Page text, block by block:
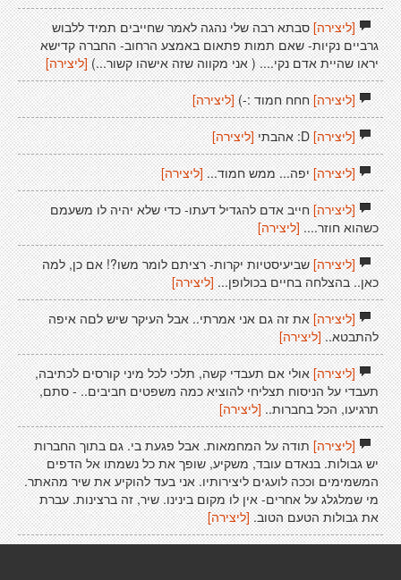
[ליצירה]סבתא רבה שלי נהגה לאמר שחייבים תמיד ללבוש
גרביים נקיות- שאם תמות פתאום באמצע הרחוב- החברה קדישא
יראו שהיית אדם נקי.... ( אני מקווה שזה אישהו קשור...) [ליצירה]
[ליצירה]חחח חמוד :-) [ליצירה]
[ליצירה]D: אהבתי [ליצירה]
[ליצירה]יפה... ממש חמוד... [ליצירה]
[ליצירה]חייב אדם להגדיל דעתו- כדי שלא יהיה לו משעמם
כשהוא חוזר.... [ליצירה]
[ליצירה]שביעיסטיות יקרות- רציתם לומר משו?! אם כן, למה
כאן.. בהצלחה בחיים בכולופן... [ליצירה]
[ליצירה]את זה גם אני אמרתי.. אבל העיקר שיש לםה איפה
להתבטא.. [ליצירה]
[ליצירה]אולי אם תעבדי קשה, תלכי לכל מיני קורסים לכתיבה,
תעבדי על הניסוח תצליחי להוציא כמה משפטים חביבים.. - סתם,
תרגיעו, הכל בחברות.. [ליצירה]
[ליצירה]תודה על המחמאות. אבל פגעת בי. גם בתוך החברות
יש גבולות. בנאדם עובד, משקיע, שופך את כל נשמתו אל הדפים
המשמימים וככה לועגים ליצירותיו. אני בעד להוקיע את שיר מהאתר.
מי שמלגלג על אחרים- אין לו מקום בינינו. שיר, זה ברצינות. עברת
את גבולות הטעם הטוב. [ליצירה]